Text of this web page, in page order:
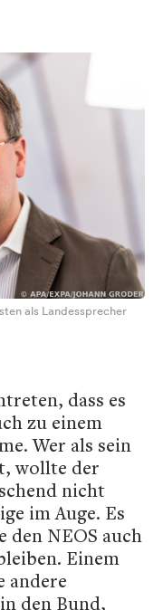
als Landessprecher
dass es
zu einem
Wer als sein
wollte der
nicht
im Auge. Es
den NEOS auch
Einem
andere
den Bund,